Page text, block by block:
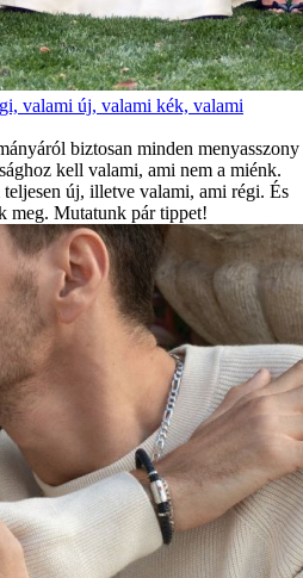
valami új, valami kék, valami
biztosan minden menyasszony
kell valami, ami nem a miénk.
új, illetve valami, ami régi. És
meg. Mutatunk pár tippet!